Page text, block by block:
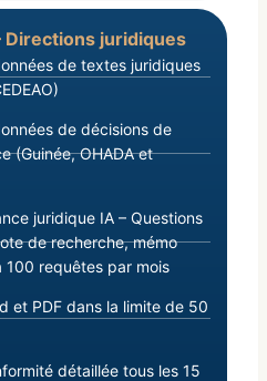
Directions juridiques
de textes juridiques
de décisions de
(Guinée, OHADA et
juridique IA – Questions
de recherche, mémo
100 requêtes par mois
et PDF dans la limite de 50
détaillée tous les 15